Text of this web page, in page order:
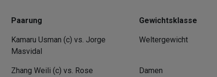
Paarung Gewichtsklasse
Kamaru Usman (c) vs. Jorge
Masvidal
Weltergewicht
Zhang Weili (c) vs. Rose
Damen